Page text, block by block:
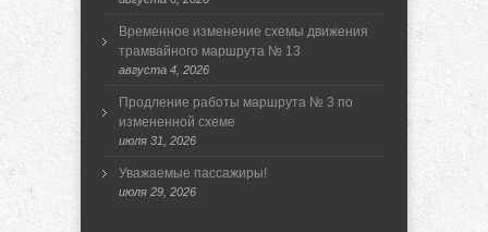
Временное изменение схемы движения
трамвайного маршрута № 13
августа 4, 2026
Продление работы маршрута № 3 по
измененной схеме
июля 31, 2026
Уважаемые пассажиры!
июля 29, 2026